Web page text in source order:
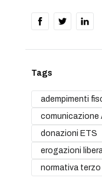
Tags
adempimenti
comunicazione
donazioni ETS
erogazioni
normativa